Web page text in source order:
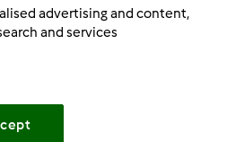
azeite e pique 5seg/vol 5
advertising and content,
and services